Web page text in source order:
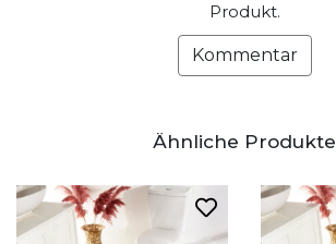
Produkt.
Kommentar
Ähnliche Produkte